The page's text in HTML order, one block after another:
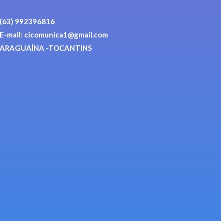
(63) 992396816
E-mail: cicomunica1@gmail.com
ARAGUAÍNA -TOCANTINS